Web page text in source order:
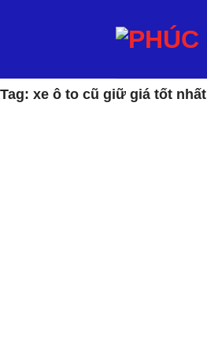
Tag: xe ô to cũ giữ giá tốt nhất